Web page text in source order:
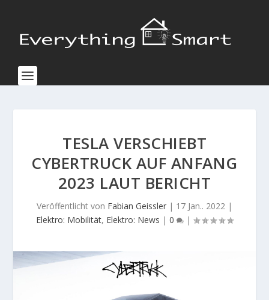
TESLA VERSCHIEBT
CYBERTRUCK AUF ANFANG
2023 LAUT BERICHT
Veröffentlicht von Fabian Geissler | 17 Jan.. 2022 |
Elektro: Mobilität, Elektro: News | 0 |